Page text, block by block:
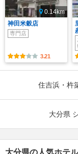
0.14km
神田米穀店
専門店
3.21
住吉浜・杵
大分県
大分県の人気ホテ